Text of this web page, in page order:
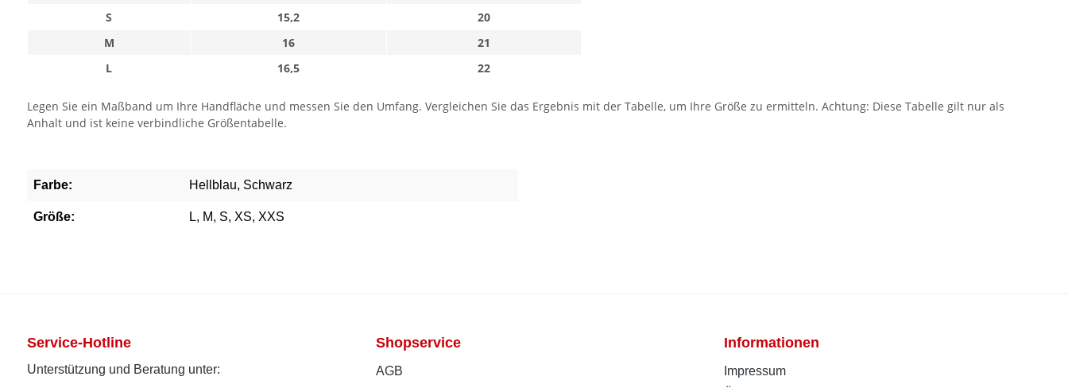
S
15,2
20
M
16
21
L
16,5 22
Legen Sie ein Maßband um Ihre Handfläche und messen Sie den Umfang. Vergleichen Sie das Ergebnis mit der Tabelle, um Ihre Größe zu ermitteln. Achtung: Diese Tabelle gilt nur als
Anhalt und ist keine verbindliche Größentabelle.
Farbe: Hellblau, Schwarz
Größe: L, M, S, XS, XXS
Service-Hotline
Unterstützung und Beratung unter:
Shopservice
AGB
Informationen
Impressum